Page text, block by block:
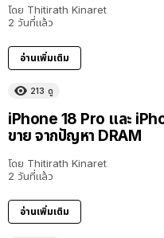
โดย Thitirath Kinaret
2 วันที่แล้ว
อ่านเพิ่มเติม
213 ดู
iPhone 18 Pro และ
ขาย จากปัญหา DRAM
โดย Thitirath Kinaret
2 วันที่แล้ว
อ่านเพิ่มเติม